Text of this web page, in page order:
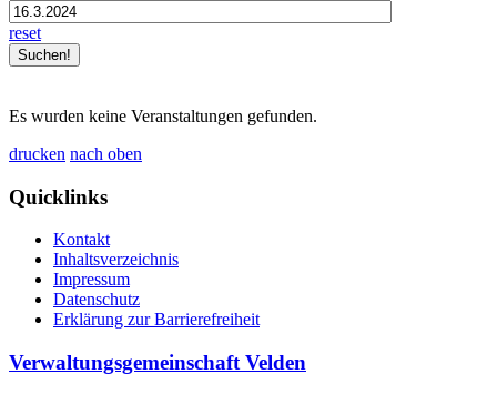
reset
Es wurden keine Veranstaltungen gefunden.
drucken nach oben
Quicklinks
Kontakt
Inhaltsverzeichnis
Impressum
Datenschutz
Erklärung zur Barrierefreiheit
Verwaltungsgemeinschaft Velden